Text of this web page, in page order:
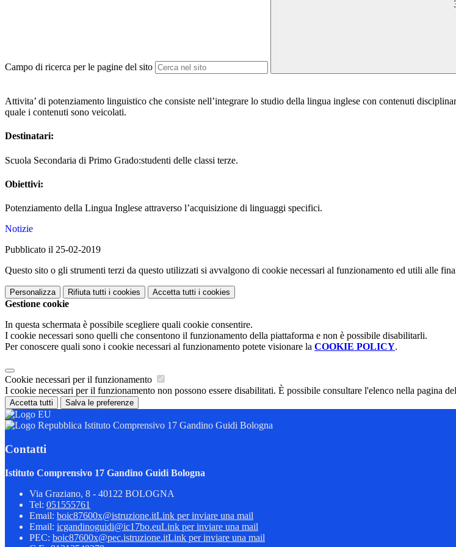
Campo di ricerca per le pagine del sito
Attivita’ di potenziamento linguistico che consiste nell’integrare lo studio della lingua inglese con contenuti
quale i contenuti sono veicolati.
Destinatari:
Scuola Secondaria di Primo Grado:studenti delle classi terze.
Obiettivi:
Potenziamento della Lingua Inglese attraverso l’acquisizione di linguaggi specifici.
Notizie
Pubblicato il 25-02-2019
Questo sito o gli strumenti terzi da questo utilizzati si avvalgono di cookie necessari al funzionamento ed utili alle
Personalizza Rifiuta tutti i cookies Accetta tutti i cookies
Gestione cookie
In questa schermata è possibile scegliere quali cookie consentire.
I cookie necessari sono quelli che consentono il funzionamento della piattaforma e non è possibile disabilitarli.
Per conoscere quali sono i cookie necessari al funzionamento potete visionare la COOKIE POLICY.
Cookie necessari per il funzionamento
I cookie necessari per il funzionamento non possono essere disabilitati. È possibile consultare l'elenco nella pagina
Accetta tutti Salva le preferenze
Istituto Comprensivo 17 Gandino Guidi Bologna
Contatti
Istituto Comprensivo 17 Gandino Guidi Bologna
Via Graziano, 8 - 40122 BOLOGNA
Tel: 051555761
Email: boic87600x@istruzione.itLink per inviare una mail
Email: icgandinoguidi@ic17bo.euLink per inviare una mail
PEC: boic87600x@pec.istruzione.itLink per inviare una mail